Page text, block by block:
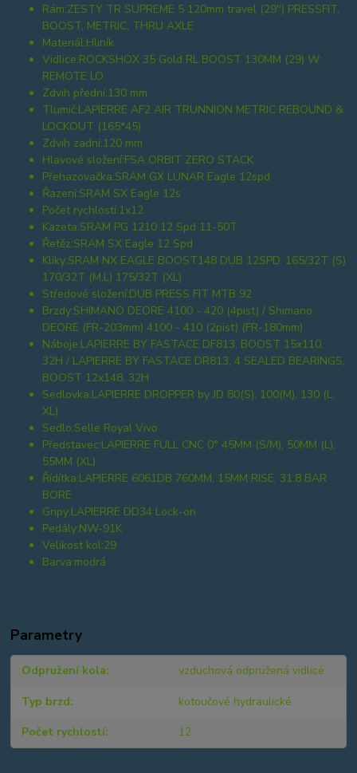
Rám:ZESTY TR SUPREME 5 120mm travel (29'') PRESSFIT,
BOOST, METRIC, THRU AXLE
Materiál:Hliník
Vidlice:ROCKSHOX 35 Gold RL BOOST 130MM (29) W:
REMOTE LO
Zdvih přední:130 mm
Tlumič:LAPIERRE AF2 AIR TRUNNION METRIC REBOUND &
LOCKOUT (165*45)
Zdvih zadní:120 mm
Hlavové složení:FSA ORBIT ZERO STACK
Přehazovačka:SRAM GX LUNAR Eagle 12spd
Řazení:SRAM SX Eagle 12s
Počet rychlostí:1x12
Kazeta:SRAM PG 1210 12 Spd 11-50T
Řetěz:SRAM SX Eagle 12 Spd
Kliky:SRAM NX EAGLE BOOST148 DUB 12SPD. 165/32T (S)
170/32T (M,L) 175/32T (XL)
Středové složení:DUB PRESS FIT MTB 92
Brzdy:SHIMANO DEORE 4100 - 420 (4pist) / Shimano
DEORE (FR-203mm) 4100 - 410 (2pist) (FR-180mm)
Náboje:LAPIERRE BY FASTACE DF813, BOOST 15x110,
32H / LAPIERRE BY FASTACE DR813, 4 SEALED BEARINGS,
BOOST 12x148, 32H
Sedlovka:LAPIERRE DROPPER by JD 80(S), 100(M), 130 (L,
XL)
Sedlo:Selle Royal Vivo
Představec:LAPIERRE FULL CNC 0° 45MM (S/M), 50MM (L),
55MM (XL)
Řídítka:LAPIERRE 6061DB 760MM, 15MM RISE, 31.8 BAR
BORE
Gripy:LAPIERRE DD34 Lock-on
Pedály:NW-91K
Velikost kol:29
Barva:modrá
Parametry
Odpružení kola vzduchová odpružená vidlice
Typ brzd kotoučové hydraulické
Počet rychlostí 12